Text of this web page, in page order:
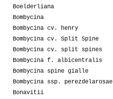
Boelderliana
Bombycina
Bombycina cv. henry
Bombycina cv. Split Spine
Bombycina cv. split spines
Bombycina f. albicentralis
Bombycina spine gialle
Bombycina ssp. perezdelarosae
Bonavitii